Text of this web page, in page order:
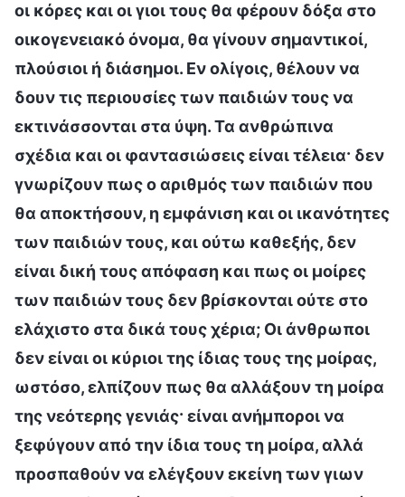
οι κόρες και οι γιοι τους θα φέρουν δόξα στο
οικογενειακό όνομα, θα γίνουν σημαντικοί,
πλούσιοι ή διάσημοι. Εν ολίγοις, θέλουν να
δουν τις περιουσίες των παιδιών τους να
εκτινάσσονται στα ύψη. Τα ανθρώπινα
σχέδια και οι φαντασιώσεις είναι τέλεια· δεν
γνωρίζουν πως ο αριθμός των παιδιών που
θα αποκτήσουν, η εμφάνιση και οι ικανότητες
των παιδιών τους, και ούτω καθεξής, δεν
είναι δική τους απόφαση και πως οι μοίρες
των παιδιών τους δεν βρίσκονται ούτε στο
ελάχιστο στα δικά τους χέρια; Οι άνθρωποι
δεν είναι οι κύριοι της ίδιας τους της μοίρας,
ωστόσο, ελπίζουν πως θα αλλάξουν τη μοίρα
της νεότερης γενιάς· είναι ανήμποροι να
ξεφύγουν από την ίδια τους τη μοίρα, αλλά
προσπαθούν να ελέγξουν εκείνη των γιων